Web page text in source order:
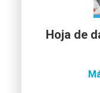
Hoja de